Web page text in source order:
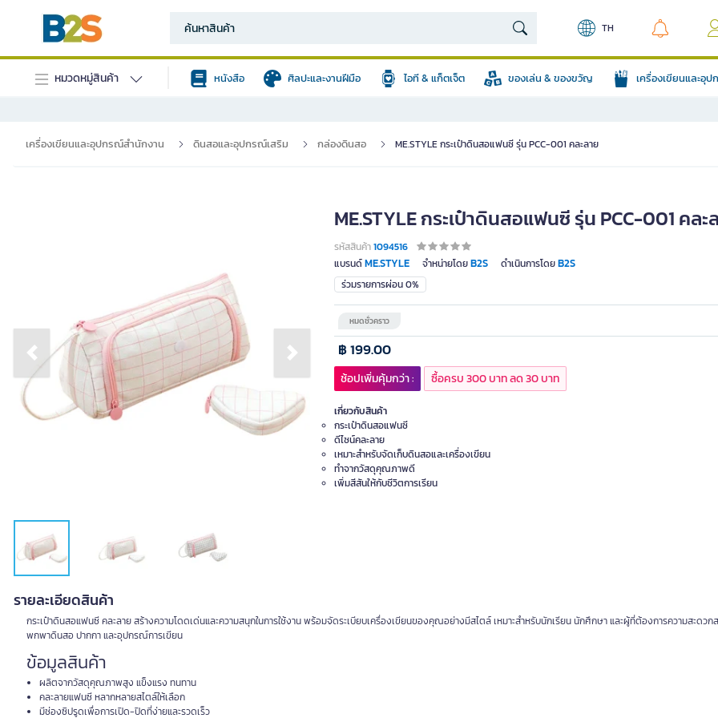
TH
หมวดหมู่สินค้า หนังสือ ศิลปะและงานฝีมือ ไอที & แก็ตเจ็ต ของเล่น & ของขวัญ เครื่องเขียนและอุ
เครื่องเขียนและอุปกรณ์สำนักงาน ดินสอและอุปกรณ์เสริม กล่องดินสอ ME.STYLE กระเป๋าดินสอแฟนซี รุ่น PCC-001 คละลาย
Previous slide Next slide
ME.STYLE กระเป๋าดินสอแฟนซี รุ่น PCC-001 คละ
รหัสสินค้า1094516
แบรนด์ME.STYLE จำหน่ายโดยB2S ดำเนินการโดยB2S
ร่วมรายการผ่อน 0%
หมดชั่วคราว
฿ 199.00
ช้อปเพิ่มคุ้มกว่า : ซื้อครบ 300 บาท ลด 30 บาท
เกี่ยวกับสินค้า
กระเป๋าดินสอแฟนซี
ดีไซน์คละลาย
เหมาะสำหรับจัดเก็บดินสอและเครื่องเขียน
ทำจากวัสดุคุณภาพดี
เพิ่มสีสันให้กับชีวิตการเรียน
รายละเอียดสินค้า
กระเป๋าดินสอแฟนซี คละลาย สร้างความโดดเด่นและความสนุกในการใช้งาน พร้อมจัดระเบียบเครื่องเขียนของคุณอย่างมีสไตล์ เหมาะสำหรับนักเรียน นักศึกษา และผู้ที่ต้องการความสะดวก
พกพาดินสอ ปากกา และอุปกรณ์การเขียน
ข้อมูลสินค้า
ผลิตจากวัสดุคุณภาพสูง แข็งแรง ทนทาน
คละลายแฟนซี หลากหลายสไตล์ให้เลือก
มีช่องซิปรูดเพื่อการเปิด-ปิดที่ง่ายและรวดเร็ว